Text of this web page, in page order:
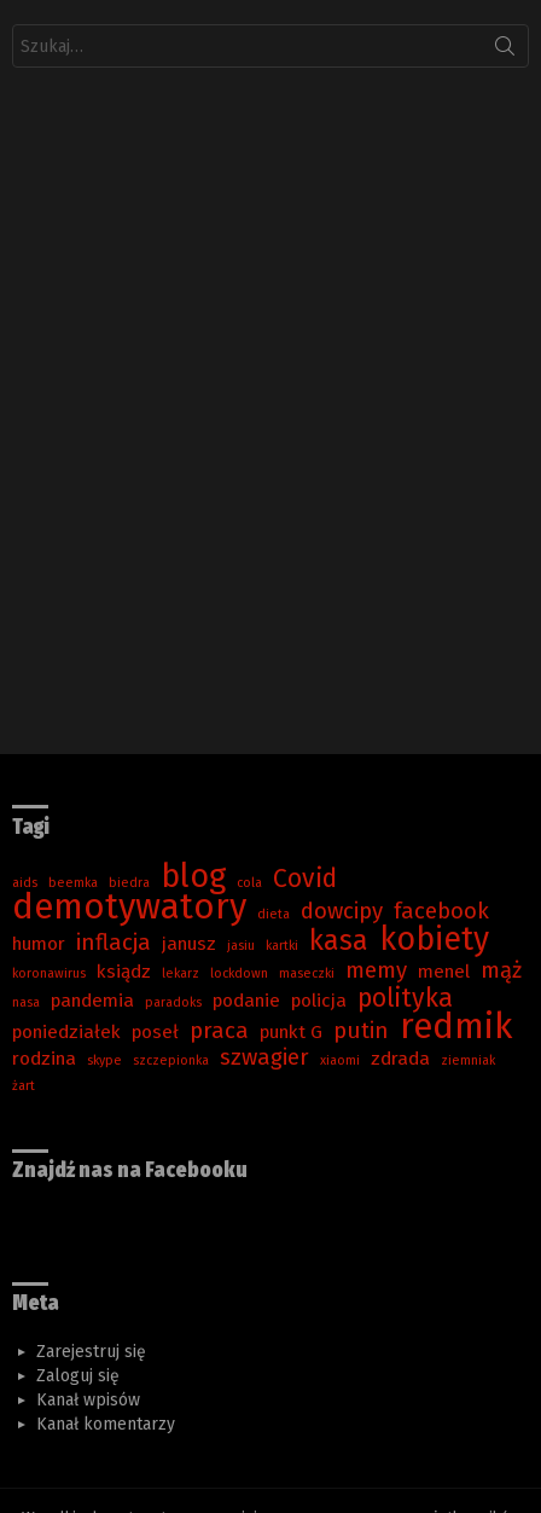
Tagi
aids beemka biedra blog cola Covid
demotywatory dieta dowcipy facebook
humor inflacja janusz jasiu kartki kasa kobiety
koronawirus ksiądz lekarz lockdown maseczki memy menel mąż
nasa pandemia paradoks podanie policja polityka
poniedziałek poseł praca punkt G putin redmik
rodzina skype szczepionka szwagier xiaomi zdrada
ziemniak
żart
Znajdź nas na Facebooku
Meta
Zarejestruj się
Zaloguj się
Kanał wpisów
Kanał komentarzy